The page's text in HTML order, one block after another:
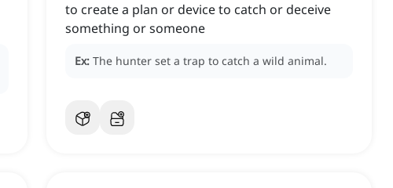
to create a plan or device to catch or deceive
something or someone
Ex: The hunter set a trap to catch a wild animal.